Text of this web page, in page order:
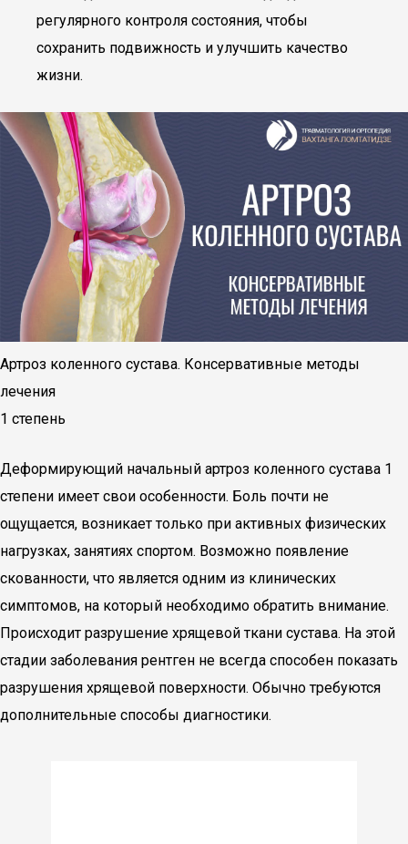
регулярного контроля состояния, чтобы
сохранить подвижность и улучшить качество
жизни.
Артроз коленного сустава. Консервативные методы
лечения
1 степень
Деформирующий начальный артроз коленного сустава 1
степени имеет свои особенности. Боль почти не
ощущается, возникает только при активных физических
нагрузках, занятиях спортом. Возможно появление
скованности, что является одним из клинических
симптомов, на который необходимо обратить внимание.
Происходит разрушение хрящевой ткани сустава. На этой
стадии заболевания рентген не всегда способен показать
разрушения хрящевой поверхности. Обычно требуются
дополнительные способы диагностики.